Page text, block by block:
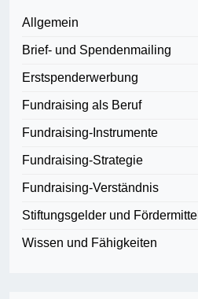
Allgemein
Brief- und Spendenmailing
Erstspenderwerbung
Fundraising als Beruf
Fundraising-Instrumente
Fundraising-Strategie
Fundraising-Verständnis
Stiftungsgelder und Fördermittel
Wissen und Fähigkeiten